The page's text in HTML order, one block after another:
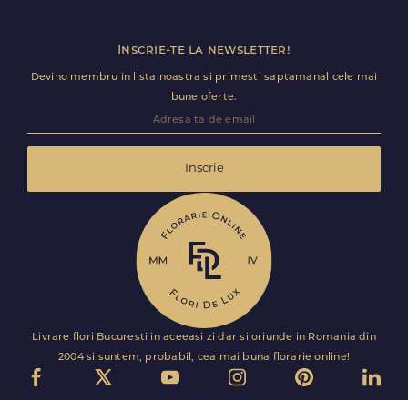
Inscrie-te la newsletter!
Devino membru in lista noastra si primesti saptamanal cele mai
bune oferte.
Inscrie
Livrare flori Bucuresti in aceeasi zi dar si oriunde in Romania din
2004 si suntem, probabil, cea mai buna florarie online!